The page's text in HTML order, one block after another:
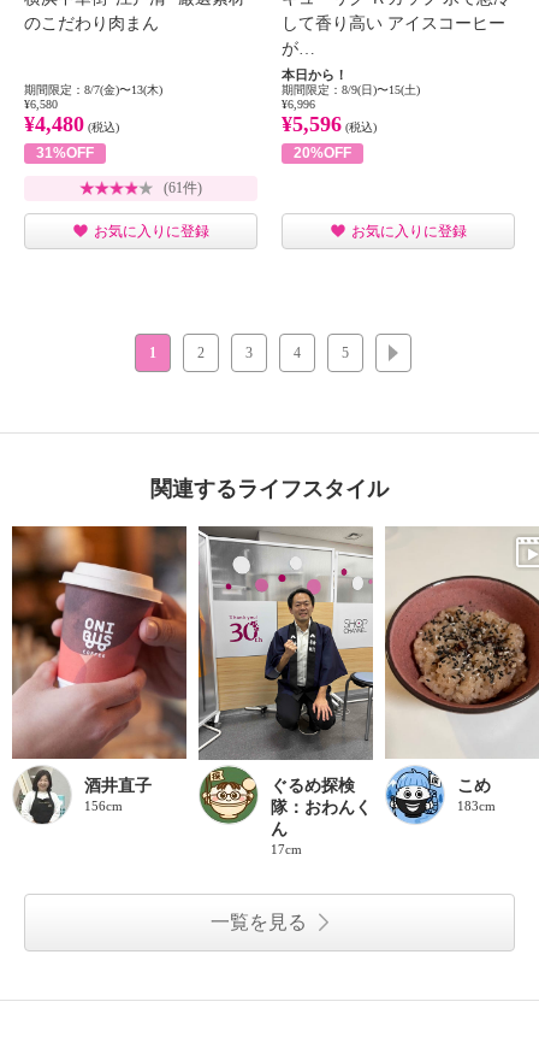
のこだわり肉まん
期間限定：8/7(金)〜13(木)
¥6,580
¥4,480 (税込)
31%OFF
(61件)
お気に入りに登録
して香り高い アイスコーヒー
が…
本日から！
期間限定：8/9(日)〜15(土)
¥6,996
¥5,596 (税込)
20%OFF
お気に入りに登録
1 2 3 4 5
関連するライフスタイル
酒井直子
156cm
ぐるめ探検
隊：おわんく
ん
17cm
こめ
183cm
一覧を見る